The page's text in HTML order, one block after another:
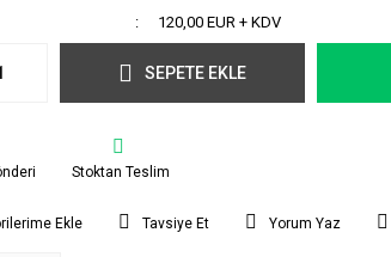
120,00 EUR + KDV
SEPETE EKLE
Stoktan Teslim
Tavsiye Et Yorum Yaz